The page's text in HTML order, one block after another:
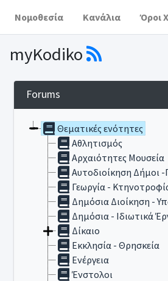
Νομοθεσία Κανάλια Όροι
myKodiko
Forums
Θεματικές ενότητες
Αθλητισμός
Αρχαιότητες Μουσεία
Αυτοδιοίκηση Δήμοι -
Γεωργία -
Δημόσια Διοίκηση -
Δημόσια - Ιδιωτικά
Δίκαιο
Εκκλησία - Θρησκεία
Ενέργεια
Ένστολοι